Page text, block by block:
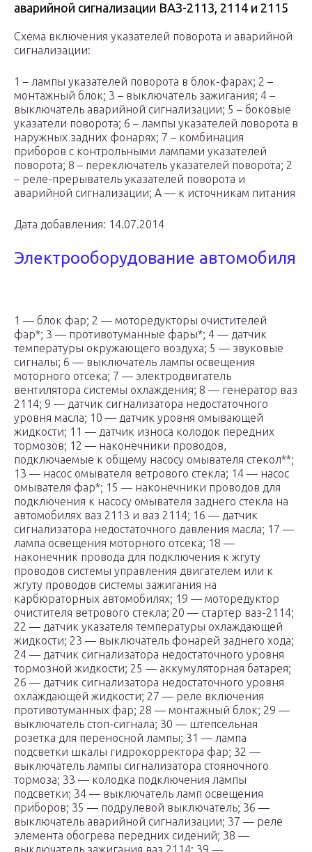
аварийной сигнализации ВАЗ-2113, 2114 и 2115
Схема включения указателей поворота и аварийной
сигнализации:
1 – лампы указателей поворота в блок-фарах; 2 –
монтажный блок; 3 – выключатель зажигания; 4 –
выключатель аварийной сигнализации; 5 – боковые
указатели поворота; 6 – лампы указателей поворота в
наружных задних фонарях; 7 – комбинация
приборов с контрольными лампами указателей
поворота; 8 – переключатель указателей поворота; 2
– реле-прерыватель указателей поворота и
аварийной сигнализации; А — к источникам питания
Дата добавления: 14.07.2014
Электрооборудование автомобиля
1 — блок фар; 2 — моторедукторы очистителей
фар*; 3 — противотуманные фары*; 4 — датчик
температуры окружающего воздуха; 5 — звуковые
сигналы; 6 — выключатель лампы освещения
моторного отсека; 7 — электродвигатель
вентилятора системы охлаждения; 8 — генератор ваз
2114; 9 — датчик сигнализатора недостаточного
уровня масла; 10 — датчик уровня омывающей
жидкости; 11 — датчик износа колодок передних
тормозов; 12 — наконечники проводов,
подключаемые к общему насосу омывателя стекол**;
13 — насос омывателя ветрового стекла; 14 — насос
омывателя фар*; 15 — наконечники проводов для
подключения к насосу омывателя заднего стекла на
автомобилях ваз 2113 и ваз 2114; 16 — датчик
сигнализатора недостаточного давления масла; 17 —
лампа освещения моторного отсека; 18 —
наконечник провода для подключения к жгуту
проводов системы управления двигателем или к
жгуту проводов системы зажигания на
карбюраторных автомобилях; 19 — моторедуктор
очистителя ветрового стекла; 20 — стартер ваз-2114;
22 — датчик указателя температуры охлаждающей
жидкости; 23 — выключатель фонарей заднего хода;
24 — датчик сигнализатора недостаточного уровня
тормозной жидкости; 25 — аккумуляторная батарея;
26 — датчик сигнализатора недостаточного уровня
охлаждающей жидкости; 27 — реле включения
противотуманных фар; 28 — монтажный блок; 29 —
выключатель стоп-сигнала; 30 — штепсельная
розетка для переносной лампы; 31 — лампа
подсветки шкалы гидрокорректора фар; 32 —
выключатель лампы сигнализатора стояночного
тормоза; 33 — колодка подключения лампы
подсветки; 34 — выключатель ламп освещения
приборов; 35 — подрулевой выключатель; 36 —
выключатель аварийной сигнализации; 37 — реле
элемента обогрева передних сидений; 38 —
выключатель зажигания ваз 2114; 39 —